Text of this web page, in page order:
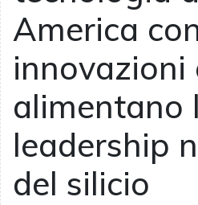
America
innovazioni
alimentano
leadership
del silicio